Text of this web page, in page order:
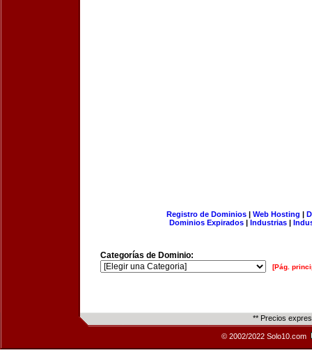
Registro de Dominios| Web Hosting |
Dominios Expirados | Industrias |
Categorías de Dominio:
[Pág.
** Precios
© 2002/2022 Solo10.com